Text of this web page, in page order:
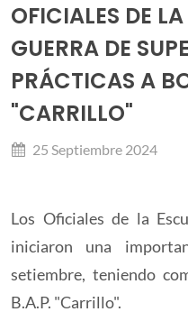
OFICIALES DE
GUERRA DE
PRÁCTICAS A
"CARRILLO"
25 Septiembre 2024
Los Oficiales de la
iniciaron una
setiembre, teniendo
B.A.P. "Carrillo".